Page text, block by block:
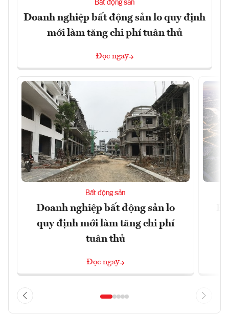
Bất động sản
Doanh nghiệp bất động sản lo quy định
mới làm tăng chi phí tuân thủ
Đọc ngay
Bất động sản
Doanh nghiệp bất động sản lo
quy định mới làm tăng chi phí
tuân thủ
Đọc ngay